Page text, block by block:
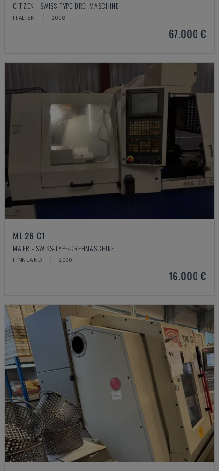
CITIZEN - SWISS-TYPE-DREHMASCHINE
ITALIEN 2018
67.000 €
ML 26 C1
MAIER - SWISS-TYPE-DREHMASCHINE
FINNLAND 2000
16.000 €